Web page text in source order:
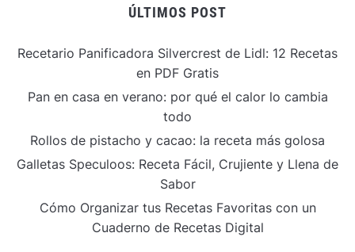
ÚLTIMOS POST
Recetario Panificadora Silvercrest de Lidl: 12 Recetas
en PDF Gratis
Pan en casa en verano: por qué el calor lo cambia
todo
Rollos de pistacho y cacao: la receta más golosa
Galletas Speculoos: Receta Fácil, Crujiente y Llena de
Sabor
Cómo Organizar tus Recetas Favoritas con un
Cuaderno de Recetas Digital